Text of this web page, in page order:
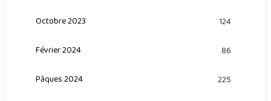
Octobre 2023 124
Février 2024 86
Pâques 2024 225